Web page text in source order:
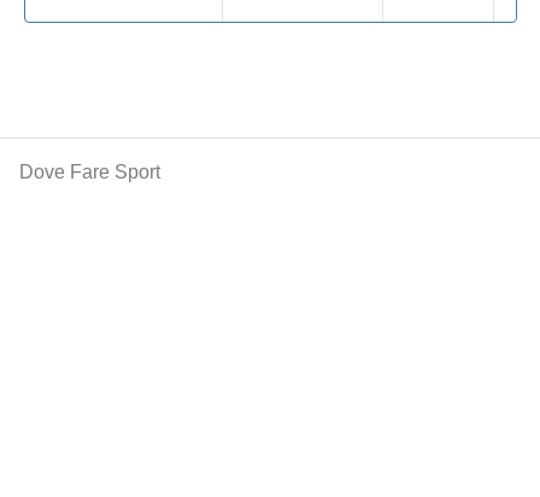
Dove Fare Sport